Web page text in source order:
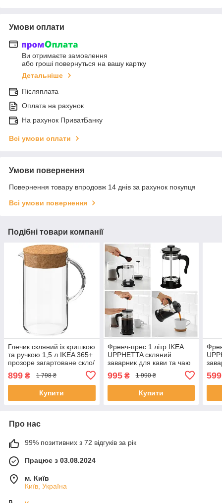
Умови оплати
Ви отримаєте замовлення
або гроші повернуться на вашу картку
Детальніше
Післяплата
Оплата на рахунок
На рахунок ПриватБанку
Всі умови оплати
Умови повернення
Повернення товару впродовж 14 днів за рахунок покупця
Всі умови повернення
Подібні товари компанії
Глечик скляний із кришкою
та ручкою 1,5 л IKEA 365+
прозоре загартоване скло/
899 ₴ 1 798 ₴
Купити
Френч-прес 1 літр IKEA
UPPHETTA скляний
заварник для кави та чаю
1000 мл, заварювальний
чайник ІКЕА УППХЕТТА
995₴ 1 990 ₴
Купити
599
Про нас
99% позитивних з 72 відгуків за рік
Працює з 03.08.2024
м. Київ
Київ, Україна